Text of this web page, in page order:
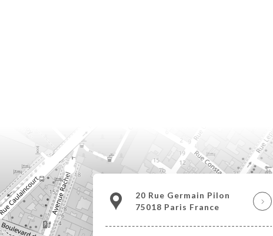
20 Rue Germain Pilon
75018 Paris France